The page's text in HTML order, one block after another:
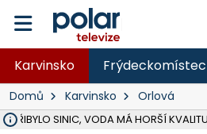
Karvinsko
Domů Karvinsko Orlová
PŘIBYLO SINIC, VODA MÁ HORŠÍ